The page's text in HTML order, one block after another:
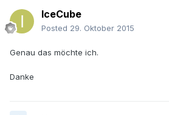
IceCube
Posted 29. Oktober 2015
Genau das möchte ich.
Danke